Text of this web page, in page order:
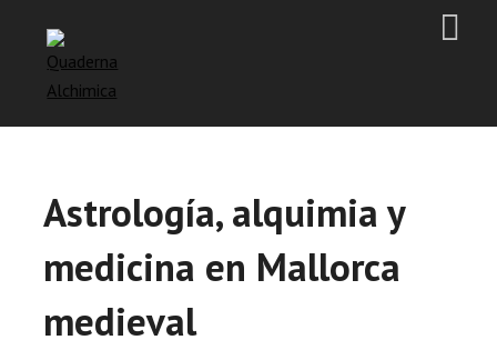
Astrología, alquimia y
medicina en Mallorca
medieval